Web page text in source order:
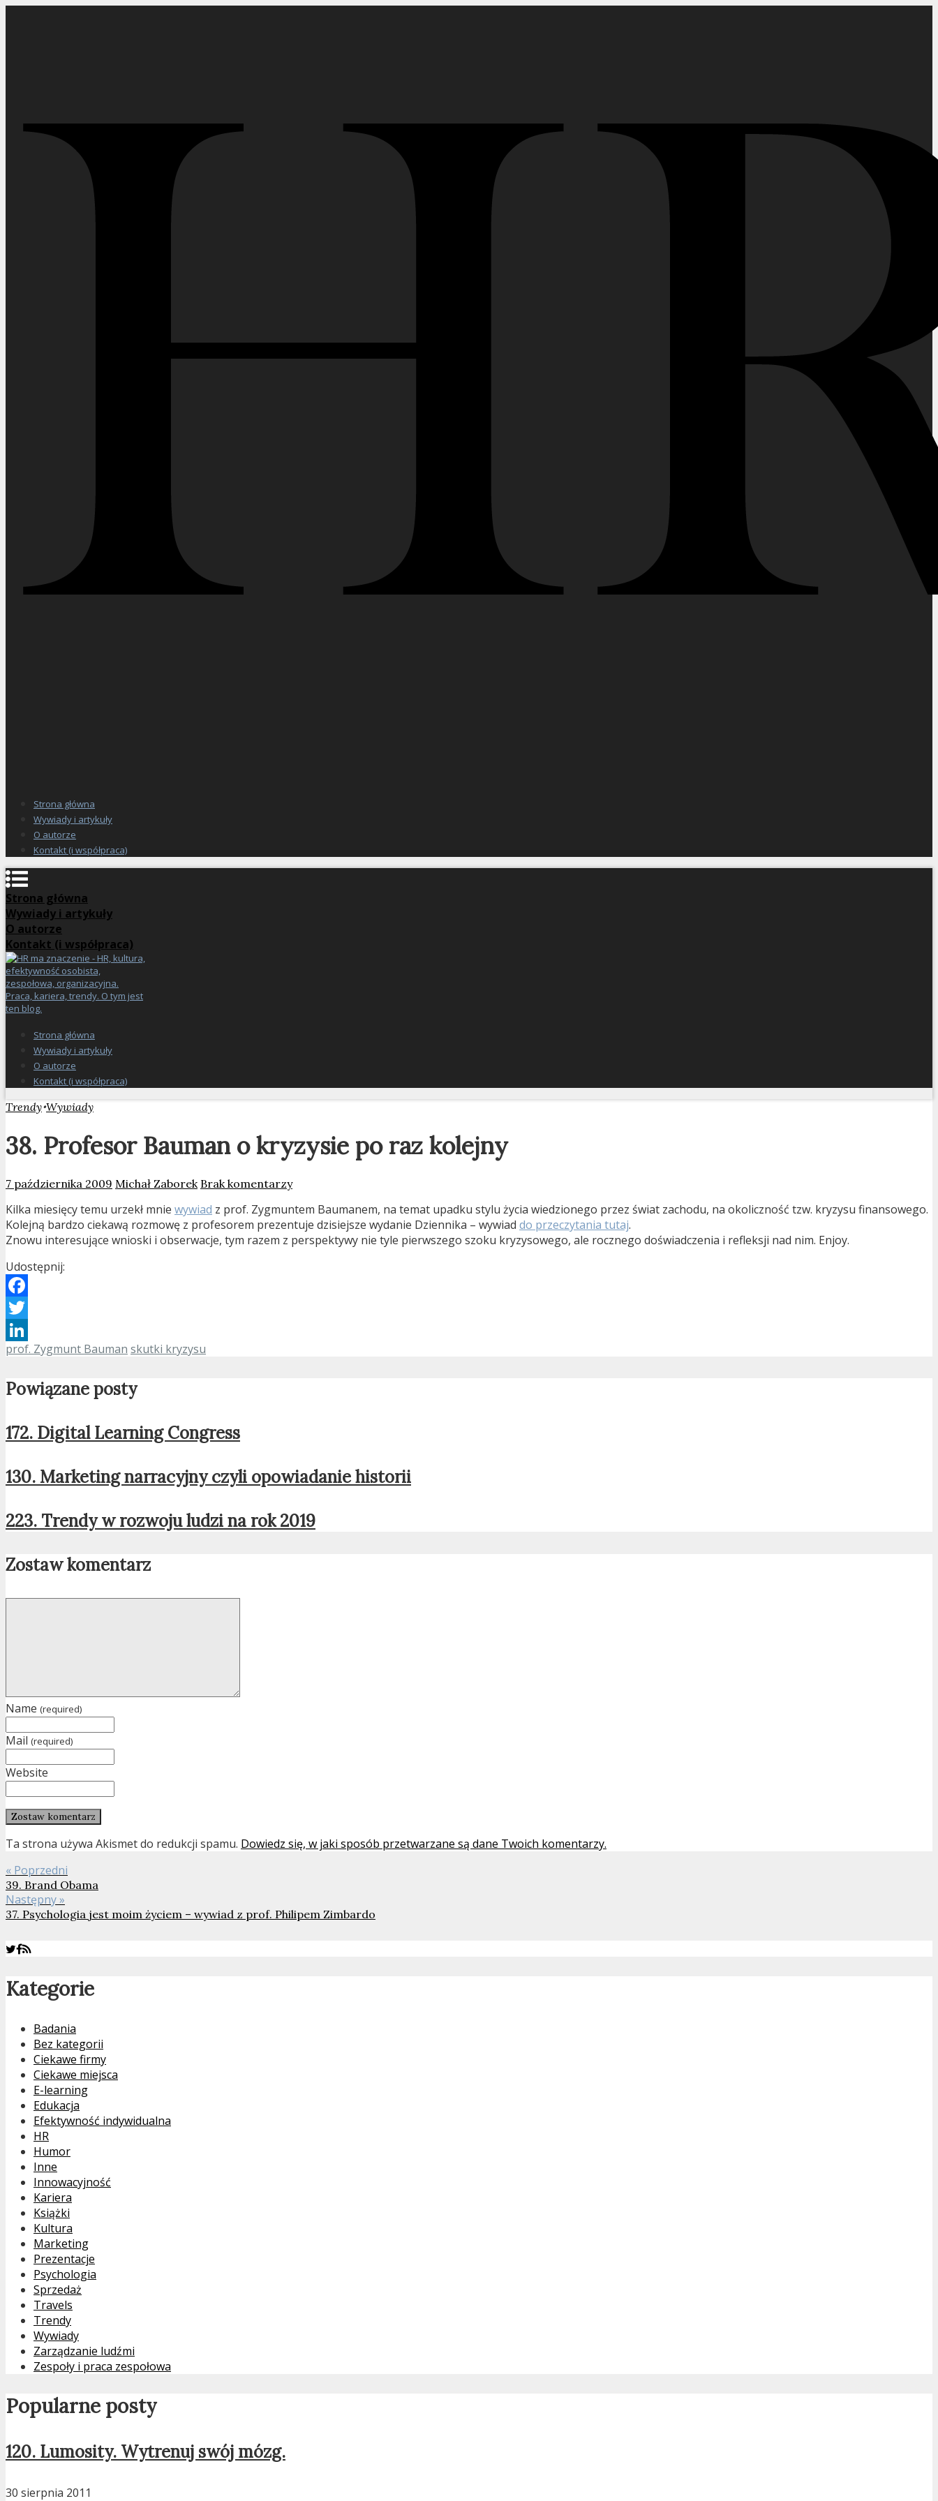
Strona główna
Wywiady i artykuły
O autorze
Kontakt (i współpraca)
Strona główna
Wywiady i artykuły
O autorze
Kontakt (i współpraca)
Strona główna
Wywiady i artykuły
O autorze
Kontakt (i współpraca)
Trendy•Wywiady
38. Profesor Bauman o kryzysie po raz kolejny
7 października 2009 Michał Zaborek Brak komentarzy
Kilka miesięcy temu urzekł mnie wywiad z prof. Zygmuntem Baumanem, na temat upadku stylu życia wiedzionego przez świat zachodu, na okoliczność tzw. kryzysu finansowego.
Kolejną bardzo ciekawą rozmowę z profesorem prezentuje dzisiejsze wydanie Dziennika – wywiad do przeczytania tutaj.
Znowu interesujące wnioski i obserwacje, tym razem z perspektywy nie tyle pierwszego szoku kryzysowego, ale rocznego doświadczenia i refleksji nad nim. Enjoy.
Udostępnij:
Facebook
Twitter
LinkedIn
prof. Zygmunt Bauman skutki kryzysu
Powiązane posty
172. Digital Learning Congress
130. Marketing narracyjny czyli opowiadanie historii
223. Trendy w rozwoju ludzi na rok 2019
Zostaw komentarz
Name (required)
Mail (required)
Website
Ta strona używa Akismet do redukcji spamu. Dowiedz się, w jaki sposób przetwarzane są dane Twoich komentarzy.
« Poprzedni
39. Brand Obama
Następny »
37. Psychologia jest moim życiem – wywiad z prof. Philipem Zimbardo
Kategorie
Badania
Bez kategorii
Ciekawe firmy
Ciekawe miejsca
E-learning
Edukacja
Efektywność indywidualna
HR
Humor
Inne
Innowacyjność
Kariera
Książki
Kultura
Marketing
Prezentacje
Psychologia
Sprzedaż
Travels
Trendy
Wywiady
Zarządzanie ludźmi
Zespoły i praca zespołowa
Popularne posty
120. Lumosity. Wytrenuj swój mózg.
30 sierpnia 2011